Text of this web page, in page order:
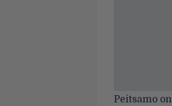
Peitsamo